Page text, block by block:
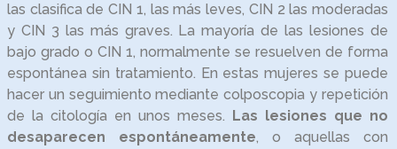
las clasifica de CIN 1, las más leves, CIN 2 las moderadas
y CIN 3 las más graves. La mayoría de las lesiones de
bajo grado o CIN 1, normalmente se resuelven de forma
espontánea sin tratamiento. En estas mujeres se puede
hacer un seguimiento mediante colposcopia y repetición
de la citología en unos meses. Las lesiones que no
desaparecen espontáneamente, o aquellas con